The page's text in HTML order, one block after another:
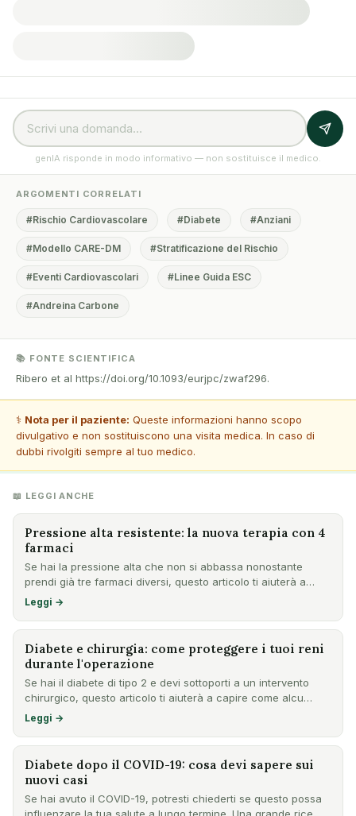
genIA risponde in modo informativo — non sostituisce il medico.
ARGOMENTI CORRELATI
#Rischio Cardiovascolare #Diabete #Anziani
#Modello CARE-DM #Stratificazione del Rischio
#Eventi Cardiovascolari #Linee Guida ESC
#Andreina Carbone
📚 FONTE SCIENTIFICA
Ribero et al https://doi.org/10.1093/eurjpc/zwaf296.
⚕️ Nota per il paziente: Queste informazioni hanno scopo
divulgativo e non sostituiscono una visita medica. In caso di
dubbi rivolgiti sempre al tuo medico.
📖 LEGGI ANCHE
Pressione alta resistente: la nuova terapia con 4
farmaci
Se hai la pressione alta che non si abbassa nonostante
prendi già tre farmaci diversi, questo articolo ti aiuterà a
cap…
Leggi →
Diabete e chirurgia: come proteggere i tuoi reni
durante l'operazione
Se hai il diabete di tipo 2 e devi sottoporti a un intervento
chirurgico, questo articolo ti aiuterà a capire come alcu…
Leggi →
Diabete dopo il COVID-19: cosa devi sapere sui
nuovi casi
Se hai avuto il COVID-19, potresti chiederti se questo possa